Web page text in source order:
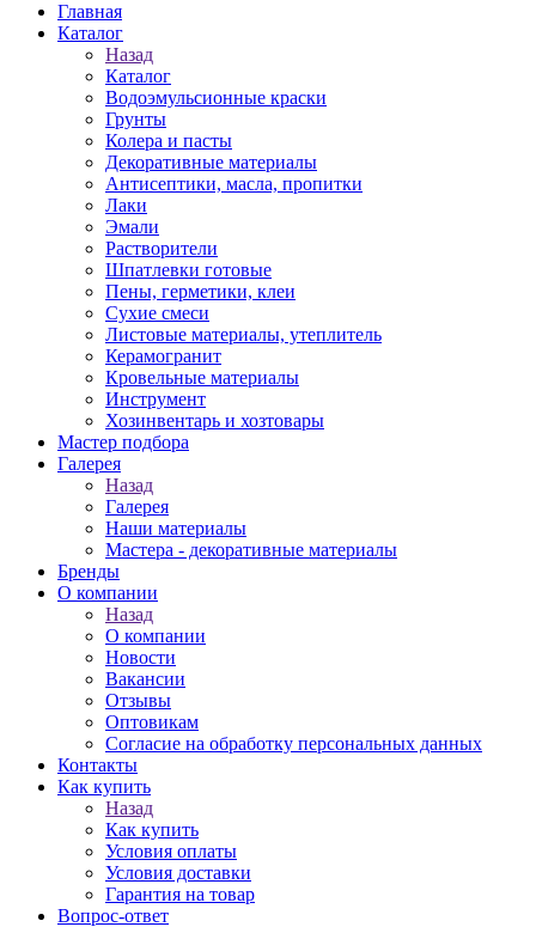
Главная
Каталог
Назад
Каталог
Водоэмульсионные краски
Грунты
Колера и пасты
Декоративные материалы
Антисептики, масла, пропитки
Лаки
Эмали
Растворители
Шпатлевки готовые
Пены, герметики, клеи
Сухие смеси
Листовые материалы, утеплитель
Керамогранит
Кровельные материалы
Инструмент
Хозинвентарь и хозтовары
Мастер подбора
Галерея
Назад
Галерея
Наши материалы
Мастера - декоративные материалы
Бренды
О компании
Назад
О компании
Новости
Вакансии
Отзывы
Оптовикам
Cогласие на обработку персональных данных
Контакты
Как купить
Назад
Как купить
Условия оплаты
Условия доставки
Гарантия на товар
Вопрос-ответ